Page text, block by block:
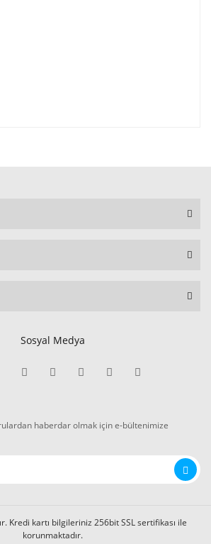
Sosyal Medya
haberdar olmak için e-bültenimize
Kredi kartı bilgileriniz 256bit SSL sertifikası ile
korunmaktadır.